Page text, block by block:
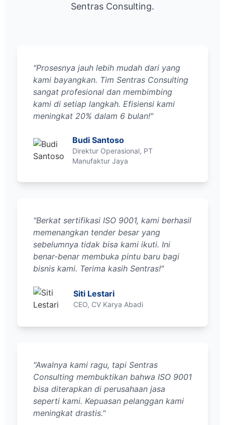
Sentras Consulting.
"Prosesnya jauh lebih mudah dari yang
kami bayangkan. Tim Sentras Consulting
sangat profesional dan membimbing
kami di setiap langkah. Efisiensi kami
meningkat 20% dalam 6 bulan!"
Budi Santoso
Direktur Operasional, PT
Manufaktur Jaya
"Berkat sertifikasi ISO 9001, kami berhasil
memenangkan tender besar yang
sebelumnya tidak bisa kami ikuti. Ini
benar-benar membuka pintu baru bagi
bisnis kami. Terima kasih Sentras!"
Siti Lestari
CEO, CV Karya Abadi
"Awalnya kami ragu, tapi Sentras
Consulting membuktikan bahwa ISO 9001
bisa diterapkan di perusahaan jasa
seperti kami. Kepuasan pelanggan kami
meningkat drastis."